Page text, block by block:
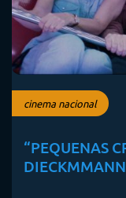
cinema nacional
“PEQUENAS